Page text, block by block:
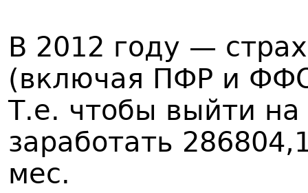
В 2012 году —
(включая ПФР и
Т.е. чтобы выйти
заработать
мес.